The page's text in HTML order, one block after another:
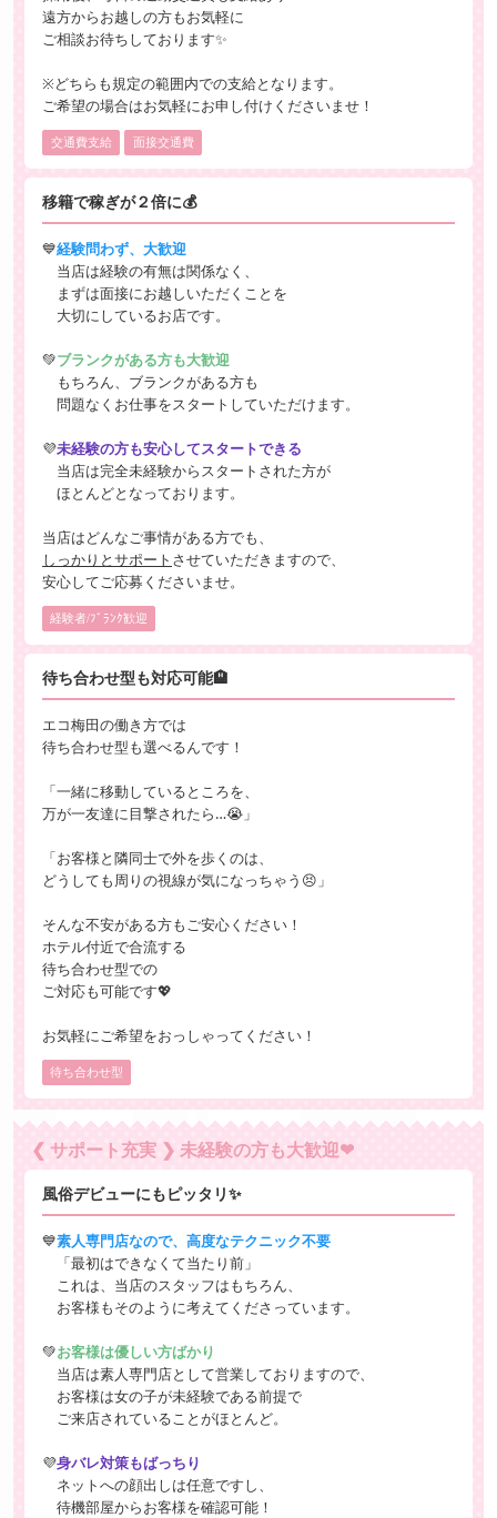
遠方からお越しの方もお気軽に
ご相談お待ちしております✨
※どちらも規定の範囲内での支給となります。
ご希望の場合はお気軽にお申し付けくださいませ！
交通費支給 面接交通費
移籍で稼ぎが２倍に💰
💙経験問わず、大歓迎
当店は経験の有無は関係なく、
まずは面接にお越しいただくことを
大切にしているお店です。
💚ブランクがある方も大歓迎
もちろん、ブランクがある方も
問題なくお仕事をスタートしていただけます。
💜未経験の方も安心してスタートできる
当店は完全未経験からスタートされた方が
ほとんどとなっております。
当店はどんなご事情がある方でも、
しっかりとサポート させていただきますので、
安心してご応募くださいませ。
経験者/ﾌﾞﾗﾝｸ歓迎
待ち合わせ型も対応可能🏨
エコ梅田の働き方では
待ち合わせ型も選べるんです！
「一緒に移動しているところを、
万が一友達に目撃されたら…😭」
「お客様と隣同士で外を歩くのは、
どうしても周りの視線が気になっちゃう😣」
そんな不安がある方もご安心ください！
ホテル付近で合流する
待ち合わせ型での
ご対応も可能です💖
お気軽にご希望をおっしゃってください！
待ち合わせ型
❮ サポート充実 ❯ 未経験の方も大歓迎❤
風俗デビューにもピッタリ✨
💙素人専門店なので、高度なテクニック不要
「最初はできなくて当たり前」
これは、当店のスタッフはもちろん、
お客様もそのように考えてくださっています。
💚お客様は優しい方ばかり
当店は素人専門店として営業しておりますので、
お客様は女の子が未経験である前提で
ご来店されていることがほとんど。
💜身バレ対策もばっちり
ネットへの顔出しは任意ですし、
待機部屋からお客様を確認可能！